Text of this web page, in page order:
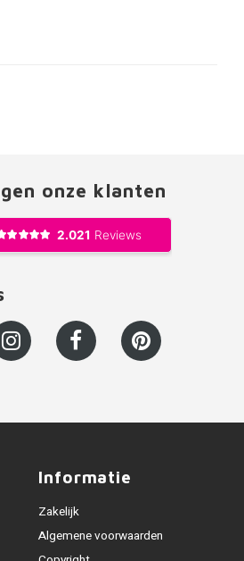
onze klanten
Informatie
Zakelijk
Algemene voorwaarden